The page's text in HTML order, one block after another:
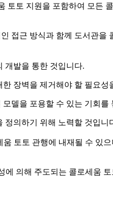
토토 지원을 포함하여 모든
접근 방식과 함께 도서관을
개발을 통한 것입니다.
장벽을 제거해야 할 필요성
델을 포용할 수 있는 기회를
정의하기 위해 노력할 것입니
토토 관행에 내재될 수 있
의해 주도되는 콜로세움